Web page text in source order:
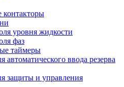
уровня жидкости
фаз
таймеры
автоматического ввода резерва
защиты и управления